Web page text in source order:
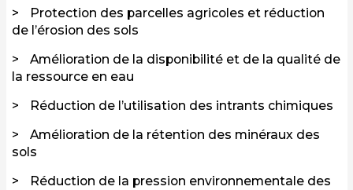
Protection des parcelles agricoles et réduction
de l’érosion des sols
Amélioration de la disponibilité et de la qualité de
la ressource en eau
Réduction de l’utilisation des intrants chimiques
Amélioration de la rétention des minéraux des
sols
Réduction de la pression environnementale des